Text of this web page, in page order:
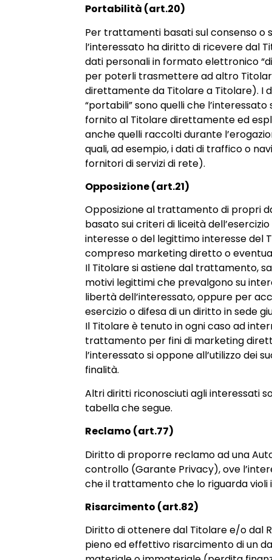
Portabilità (art.20)
Per trattamenti basati sul consenso o
l’interessato ha diritto di ricevere dal
dati personali in formato elettronico
per poterli trasmettere ad altro
direttamente da Titolare a Titolare). I
“portabili” sono quelli che l’interessato
fornito al Titolare direttamente ed
anche quelli raccolti durante
quali, ad esempio, i dati di traffico o
fornitori di servizi di rete).
Opposizione (art.21)
Opposizione al trattamento di propri
basato sui criteri di liceità
interesse o del legittimo interesse del
compreso marketing diretto o
Il Titolare si astiene dal trattamento,
motivi legittimi che prevalgono su
libertà dell’interessato, oppure per
esercizio o difesa di un diritto in sede
Il Titolare è tenuto in ogni caso ad
trattamento per fini di marketing
l’interessato si oppone all’utilizzo dei
finalità.
Altri diritti riconosciuti agli interessati
tabella che segue.
Reclamo (art.77)
Diritto di proporre reclamo ad una
controllo (Garante Privacy), ove
che il trattamento che lo riguarda violi
Risarcimento (art.82)
Diritto di ottenere dal Titolare e/o dal
pieno ed effettivo risarcimento di un